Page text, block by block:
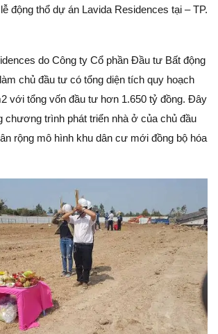
động thổ dự án Lavida Residences tại – TP.
do Công ty Cổ phần Đầu tư Bất động
chủ đầu tư có tổng diện tích quy hoạch
với tổng vốn đầu tư hơn 1.650 tỷ đồng. Đây
chương trình phát triển nhà ở của chủ đầu
rộng mô hình khu dân cư mới đồng bộ hóa